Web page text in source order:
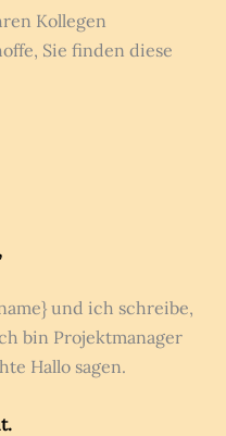
Kollegen
Sie finden diese
und ich schreibe,
bin Projektmanager
Hallo sagen.